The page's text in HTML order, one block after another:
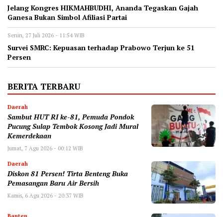
‎Jelang Kongres HIKMAHBUDHI, Ananda Tegaskan Gajah
Ganesa Bukan Simbol Afiliasi Partai
Senin, 27 Juli 2026 - 11:54 WIB
‎Survei SMRC: Kepuasan terhadap Prabowo Terjun ke 51
Persen
BERITA TERBARU
Daerah
Sambut HUT RI ke-81, Pemuda Pondok
Pucung Sulap Tembok Kosong Jadi Mural
Kemerdekaan
Jumat, 7 Agu 2026 - 00:12 WIB
Daerah
Diskon 81 Persen! Tirta Benteng Buka
Pemasangan Baru Air Bersih
Kamis, 6 Agu 2026 - 20:37 WIB